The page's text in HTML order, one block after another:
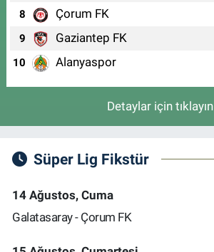
8 Çorum FK
9 Gaziantep FK
10 Alanyaspor
Detaylar için tıklayın
Süper Lig Fikstür
14 Ağustos, Cuma
Galatasaray - Çorum FK